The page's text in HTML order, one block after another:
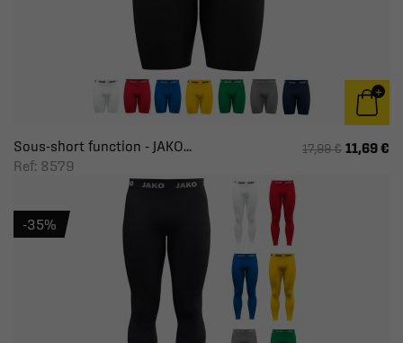
Sous-short function - JAKO...
Ref: 8579
17,99 € 11,69 €
-35%